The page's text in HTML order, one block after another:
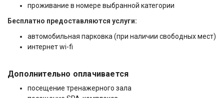
проживание в номере выбранной категории
Бесплатно предоставляются услуги:
автомобильная парковка (при наличии свободных мест)
интернет wi-fi
Дополнительно оплачивается
посещение тренажерного зала